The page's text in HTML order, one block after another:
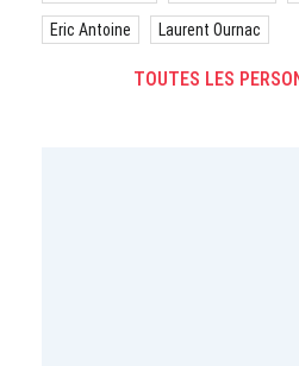
Eric Antoine Laurent Ournac
TOUTES LES